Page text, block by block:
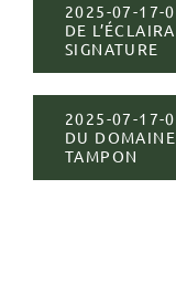
2025-07-17-
DE
SIGNATURE
2025-07-17-
DU
TAMPON